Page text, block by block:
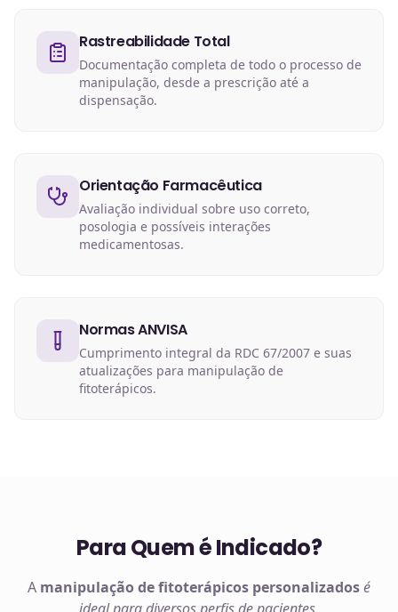
Rastreabilidade Total
Documentação completa de todo o processo de
manipulação, desde a prescrição até a
dispensação.
Orientação Farmacêutica
Avaliação individual sobre uso correto,
posologia e possíveis interações
medicamentosas.
Normas ANVISA
Cumprimento integral da RDC 67/2007 e suas
atualizações para manipulação de
fitoterápicos.
Para Quem é Indicado?
A manipulação defitoterápicos personalizadosé